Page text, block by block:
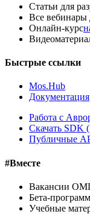
Статьи для
Все вебинары
Онлайн-курс
Быстрые ссылки
Mos.Hub
Документация
Работа с
Скачать SDK
Публичные
#Вместе
Вакансии
Бета-
Учебные